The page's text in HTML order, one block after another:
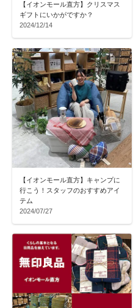
【イオンモール直方】クリスマス
ギフトにいかがですか？
2024/12/14
【イオンモール直方】キャンプに
行こう！スタッフのおすすめアイ
テム
2024/07/27